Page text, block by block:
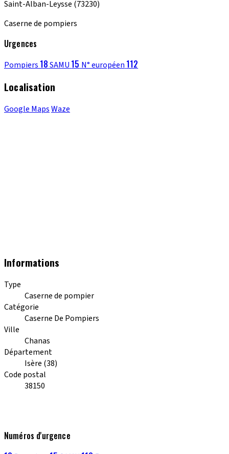
Saint-Alban-Leysse (73230)
Caserne de pompiers
Urgences
Pompiers 18SAMU 15 N° européen 112
Localisation
Google MapsWaze
Informations
Type
Caserne de pompier
Catégorie
Caserne De Pompiers
Ville
Chanas
Département
Isère (38)
Code postal
38150
Numéros d'urgence